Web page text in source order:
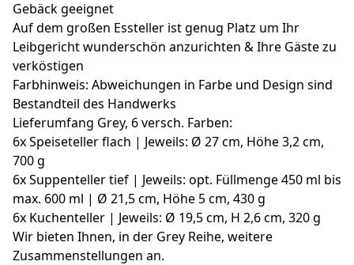
Gebäck geeignet
Auf dem großen Essteller ist genug Platz um Ihr
Leibgericht wunderschön anzurichten & Ihre Gäste zu
verköstigen
Farbhinweis: Abweichungen in Farbe und Design sind
Bestandteil des Handwerks
Lieferumfang Grey, 6 versch. Farben:
6x Speiseteller flach | Jeweils: Ø 27 cm, Höhe 3,2 cm,
700 g
6x Suppenteller tief | Jeweils: opt. Füllmenge 450 ml bis
max. 600 ml | Ø 21,5 cm, Höhe 5 cm, 430 g
6x Kuchenteller | Jeweils: Ø 19,5 cm, H 2,6 cm, 320 g
Wir bieten Ihnen, in der Grey Reihe, weitere
Zusammenstellungen an.